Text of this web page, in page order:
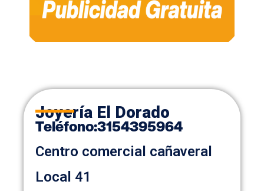
Joyería El Dorado
Teléfono:3154395964
Centro comercial cañaveral
Local 41